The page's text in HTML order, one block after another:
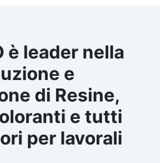
è leader nella
e
di Resine,
e tutti
per lavorali